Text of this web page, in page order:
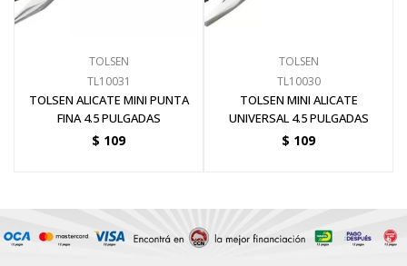
TOLSEN
TL10031
TOLSEN ALICATE MINI PUNTA
FINA 4.5 PULGADAS
$ 109
TOLSEN
TL10030
TOLSEN MINI ALICATE
UNIVERSAL 4.5 PULGADAS
$ 109